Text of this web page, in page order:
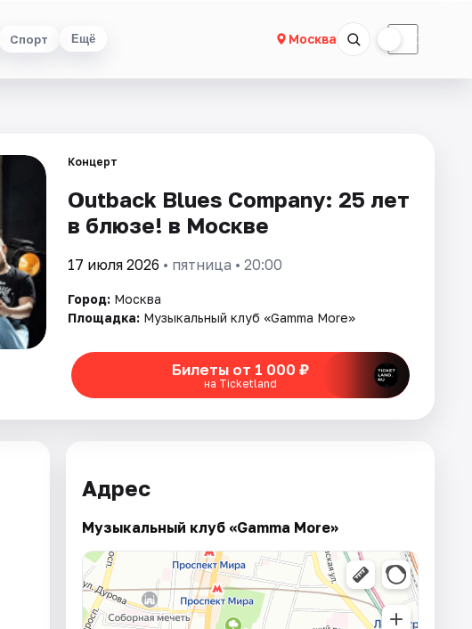
Спорт Ещё Москва ☾
Концерт
Outback Blues Company: 25 лет
в блюзе! в Москве
17 июля 2026 • пятница • 20:00
Город: Москва
Площадка: Музыкальный клуб «Gamma More»
Билеты от 1 000 ₽
на Ticketland
Адрес
Музыкальный клуб «Gamma More»